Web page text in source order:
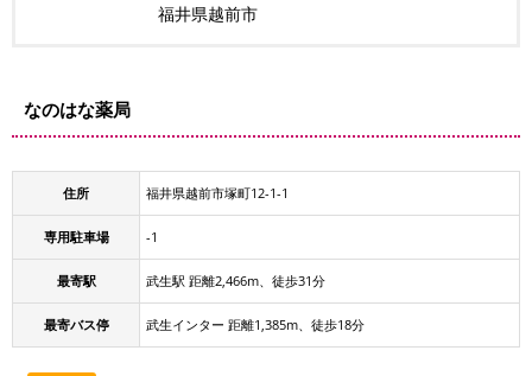
福井県越前市
なのはな薬局
住所 福井県越前市塚町12-1-1
専用駐車場 -1
最寄駅 武生駅 距離2,466m、徒歩31分
最寄バス停 武生インター 距離1,385m、徒歩18分